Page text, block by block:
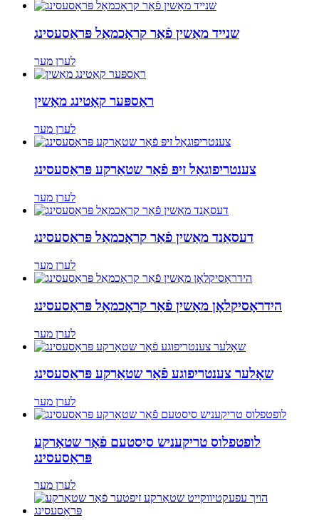
שנייד מאַשין פֿאַר קראָכמאַל פּראַסעסינג
לערן מער
ראַספּער קאַטינג מאַשין
לערן מער
צענטריפוגאַל זיפּ פֿאַר שטאַרקע פּראַסעסינג
לערן מער
דעסאַנד מאַשין פֿאַר קראָכמאַל פּראַסעסינג
לערן מער
הידראָסיקלאָן מאַשין פֿאַר קראָכמאַל פּראַסעסינג
לערן מער
שאָלער צענטריפוגע פֿאַר שטאַרקע פּראַסעסינג
לערן מער
לופטפלוס טריקעניש סיסטעם פֿאַר שטאַרקע
פּראַסעסינג
לערן מער